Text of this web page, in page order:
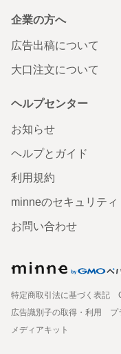
企業の方へ
広告出稿について
大口注文について
ヘルプセンター
お知らせ
ヘルプとガイド
利用規約
minneのセキュリティ
お問い合わせ
特定商取引法に基づく表記
広告識別子の取得・利用
プ
メディアキット